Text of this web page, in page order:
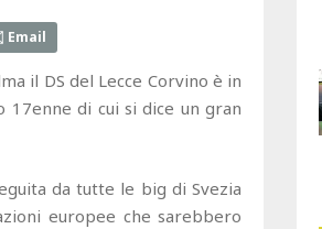
Email
il DS del Lecce Corvino è in
di cui si dice un gran
da tutte le big di Svezia
europee che sarebbero